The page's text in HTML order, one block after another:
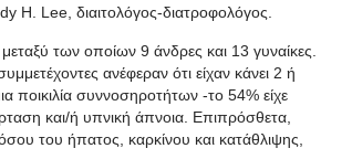
Lee, διαιτολόγος-διατροφολόγος.
των οποίων 9 άνδρες και 13 γυναίκες.
ανέφεραν ότι είχαν κάνει 2 ή
ποικιλία συννοσηροτήτων -το 54% είχε
και/ή υπνική άπνοια. Επιπρόσθετα,
του ήπατος, καρκίνου και κατάθλιψης,